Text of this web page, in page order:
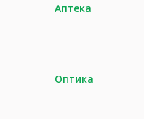
Аптека
Оптика